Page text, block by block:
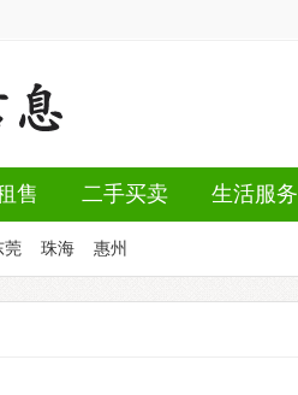
售 二手买卖 生活服务
莞 珠海 惠州